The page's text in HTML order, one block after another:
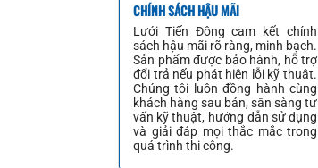
CHÍNH SÁCH HẬU MÃI
Lưới Tiến Đông cam kết chính
sách hậu mãi rõ ràng, minh bạch.
Sản phẩm được bảo hành, hỗ trợ
đổi trả nếu phát hiện lỗi kỹ thuật.
Chúng tôi luôn đồng hành cùng
khách hàng sau bán, sẵn sàng tư
vấn kỹ thuật, hướng dẫn sử dụng
và giải đáp mọi thắc mắc trong
quá trình thi công.